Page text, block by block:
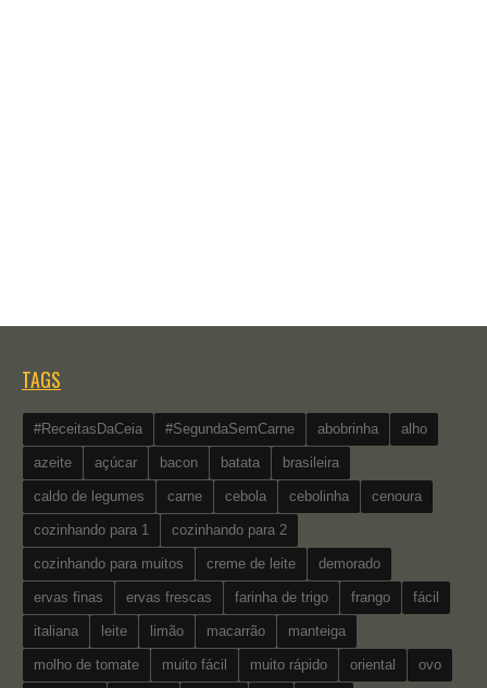
TAGS
#ReceitasDaCeia #SegundaSemCarne abobrinha alho
azeite açúcar bacon batata brasileira
caldo de legumes carne cebola cebolinha cenoura
cozinhando para 1 cozinhando para 2
cozinhando para muitos creme de leite demorado
ervas finas ervas frescas farinha de trigo frango fácil
italiana leite limão macarrão manteiga
molho de tomate muito fácil muito rápido oriental ovo